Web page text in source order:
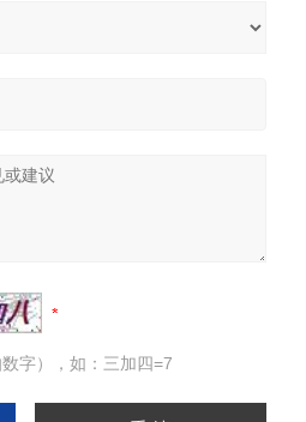
字），如：三加四=7